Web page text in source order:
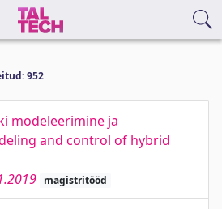
952
modeleerimine ja
and control of hybrid
magistritööd